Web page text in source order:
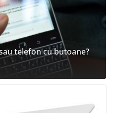
telefon cu butoane?